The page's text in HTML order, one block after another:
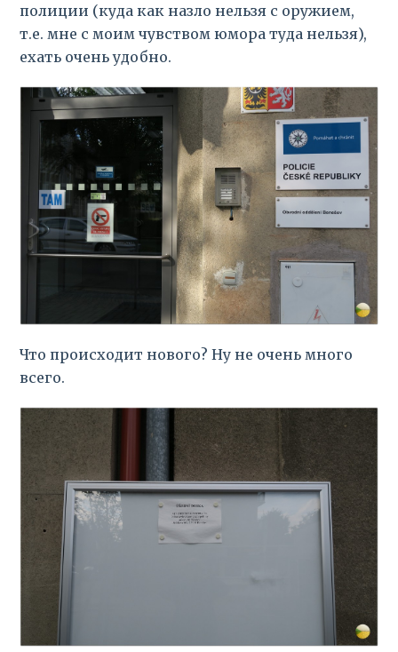
полиции (куда как назло нельзя с оружием,
т.е. мне с моим чувством юмора туда нельзя),
ехать очень удобно.
Что происходит нового? Ну не очень много
всего.